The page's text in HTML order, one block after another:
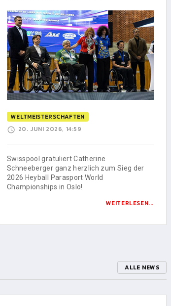
WELTMEISTERSCHAFTEN
20. JUNI 2026, 14:59
Swisspool gratuliert Catherine
Schneeberger ganz herzlich zum Sieg der
2026 Heyball Parasport World
Championships in Oslo!
WEITERLESEN...
ALLE NEWS